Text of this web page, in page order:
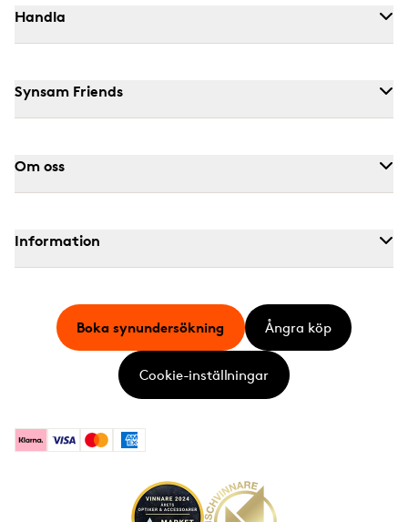
Handla
Synsam Friends
Om oss
Information
KlarnaVisa MastercardAmerican Express
Boka synundersökning Ångra köp
Cookie-inställningar